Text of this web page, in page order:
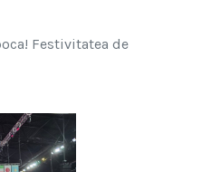
Festivitatea de